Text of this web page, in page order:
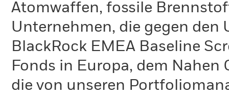
Atomwaffen, fossile
Unternehmen, die gegen den
BlackRock EMEA Baseline
Fonds in Europa, dem Nahen
die von unseren